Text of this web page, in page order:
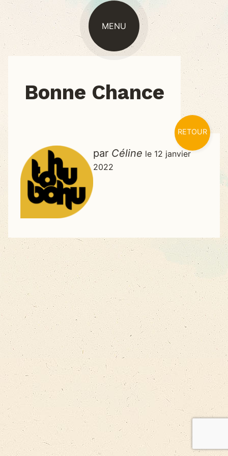
MENU
Bonne Chance
RETOUR
par Céline le 12 janvier
2022